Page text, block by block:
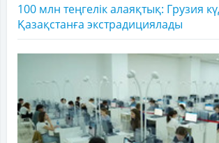
100 млн теңгелік алаяқтық: Грузия
Қазақстанға экстрадициялады